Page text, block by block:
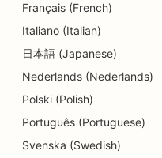
SEO
SEO söögikohtadele
SEO
SEO detailide
Français (French)
Italiano (Italian)
日本語 (Japanese)
Nederlands (Nederlands)
Polski (Polish)
Português (Portuguese)
Svenska (Swedish)